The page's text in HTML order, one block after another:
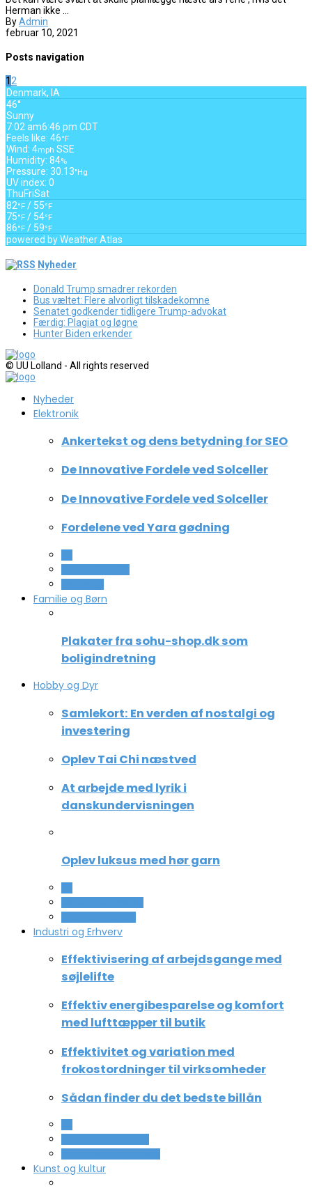
Herman ikke ...
ByAdmin
februar 10, 2021
Posts navigation
12
Denmark, IA
46°
Sunny
7:02 am6:46 pm CDT
Feels like: 46°F
Wind: 4mph SSE
Humidity: 84%
Pressure: 30.13"Hg
UV index: 0
ThuFriSat
82°F / 55°F
75°F / 54°F
86°F / 59°F
powered byWeather Atlas
Nyheder
Donald Trump smadrer rekorden
Bus væltet: Flere alvorligt tilskadekomne
Senatet godkender tidligere Trump-advokat
Færdig: Plagiat og løgne
Hunter Biden erkender
© UU Lolland - All rights reserved
Nyheder
Elektronik
Ankertekst og dens betydning for SEO
De Innovative Fordele ved Solceller
De Innovative Fordele ved Solceller
Fordelene ved Yara gødning
Familie og Børn
Plakater fra sohu-shop.dk som
boligindretning
Hobby og Dyr
Samlekort: En verden af nostalgi og
investering
Oplev Tai Chi næstved
At arbejde med lyrik i
danskundervisningen
Oplev luksus med hør garn
Industri og Erhverv
Effektivisering af arbejdsgange med
søjlelifte
Effektiv energibesparelse og komfort
med lufttæpper til butik
Effektivitet og variation med
frokostordninger til virksomheder
Sådan finder du det bedste billån
Kunst og kultur